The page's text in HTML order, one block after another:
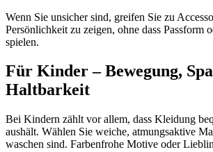
Wenn Sie unsicher sind, greifen Sie zu
Persönlichkeit zu zeigen, ohne dass Passform
spielen.
Für Kinder – Bewegung,
Haltbarkeit
Bei Kindern zählt vor allem, dass Kleidung
aushält. Wählen Sie weiche, atmungsaktive
waschen sind. Farbenfrohe Motive oder